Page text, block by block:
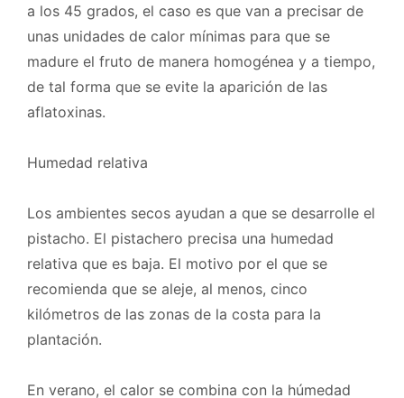
a los 45 grados, el caso es que van a precisar de
unas unidades de calor mínimas para que se
madure el fruto de manera homogénea y a tiempo,
de tal forma que se evite la aparición de las
aflatoxinas.
Humedad relativa
Los ambientes secos ayudan a que se desarrolle el
pistacho. El pistachero precisa una humedad
relativa que es baja. El motivo por el que se
recomienda que se aleje, al menos, cinco
kilómetros de las zonas de la costa para la
plantación.
En verano, el calor se combina con la húmedad